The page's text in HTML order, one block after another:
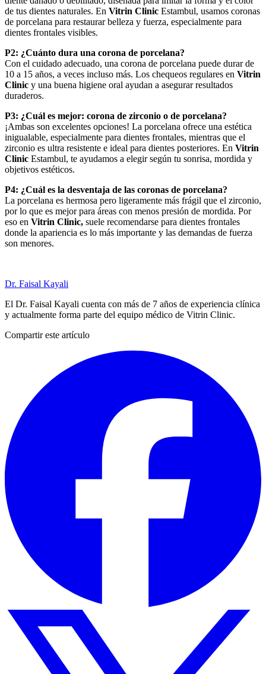
de tus dientes naturales. En Vitrin Clinic Estambul, usamos coronas
de porcelana para restaurar belleza y fuerza, especialmente para
dientes frontales visibles.
P2: ¿Cuánto dura una corona de porcelana?
Con el cuidado adecuado, una corona de porcelana puede durar de
10 a 15 años, a veces incluso más. Los chequeos regulares en Vitrin
Clinic y una buena higiene oral ayudan a asegurar resultados
duraderos.
P3: ¿Cuál es mejor: corona de zirconio o de porcelana?
¡Ambas son excelentes opciones! La porcelana ofrece una estética
inigualable, especialmente para dientes frontales, mientras que el
zirconio es ultra resistente e ideal para dientes posteriores. En Vitrin
Clinic Estambul, te ayudamos a elegir según tu sonrisa, mordida y
objetivos estéticos.
P4: ¿Cuál es la desventaja de las coronas de porcelana?
La porcelana es hermosa pero ligeramente más frágil que el zirconio,
por lo que es mejor para áreas con menos presión de mordida. Por
eso en Vitrin Clinic, suele recomendarse para dientes frontales
donde la apariencia es lo más importante y las demandas de fuerza
son menores.
Dr. Faisal Kayali
El Dr. Faisal Kayali cuenta con más de 7 años de experiencia clínica
y actualmente forma parte del equipo médico de Vitrin Clinic.
Compartir este artículo